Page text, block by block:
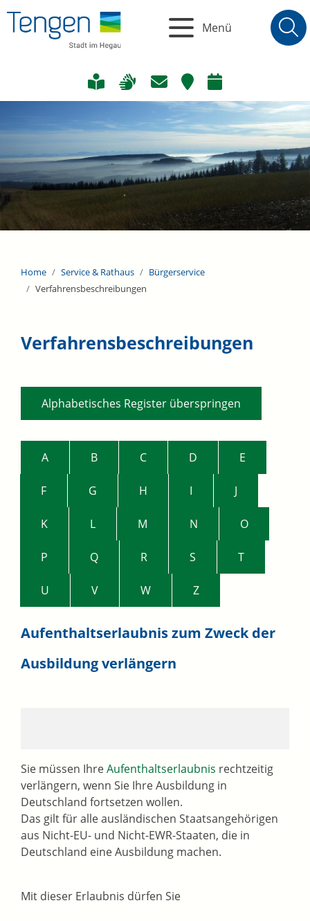
Menü
Home Service & Rathaus
Bürgerservice
Verfahrensbeschreibungen
Verfahrensbeschreibungen
Alphabetisches Register überspringen
A B C D E
F G H I J
K L M N O
P Q R S T
U V W Z
Aufenthaltserlaubnis zum Zweck der
Ausbildung verlängern
Sie müssen IhreAufenthaltserlaubnis rechtzeitig
verlängern, wenn Sie Ihre Ausbildung in
Deutschland fortsetzen wollen.
Das gilt für alle ausländischen Staatsangehörigen
aus Nicht-EU- und Nicht-EWR-Staaten, die in
Deutschland eine Ausbildung machen.
Mit dieser Erlaubnis dürfen Sie